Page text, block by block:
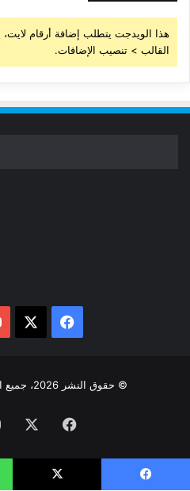
هذا الويدجت يتطلب إضافة أرقام
القالب > تنصيب الإضافات.
فيسبوك
© حقوق النشر 2026، جميع الحقوق محفوظة |
فيسبوك